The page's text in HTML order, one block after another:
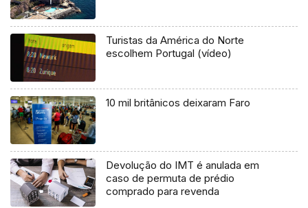
Turistas da América do Norte
escolhem Portugal (vídeo)
10 mil britânicos deixaram Faro
Devolução do IMT é anulada em
caso de permuta de prédio
comprado para revenda